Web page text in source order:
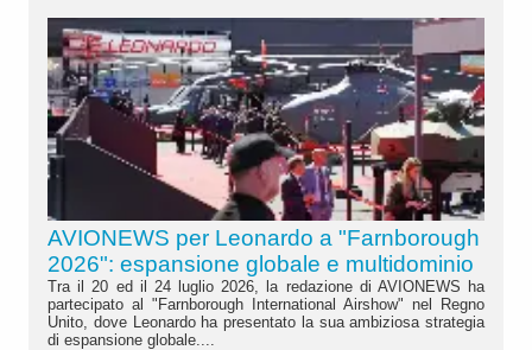
AVIONEWS per Leonardo a "Farnborough
2026": espansione globale e multidominio
Tra il 20 ed il 24 luglio 2026, la redazione di AVIONEWS ha
partecipato al "Farnborough International Airshow" nel Regno
Unito, dove Leonardo ha presentato la sua ambiziosa strategia
di espansione globale....